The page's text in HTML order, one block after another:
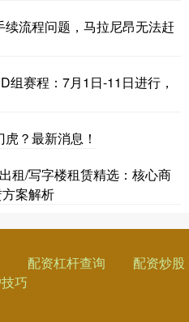
流程问题，马拉尼昂无法赶
组赛程：7月1日-11日进行，
？最新消息！
租/写字楼租赁精选：核心商
案解析
配资杠杆查询
配资炒股
巧